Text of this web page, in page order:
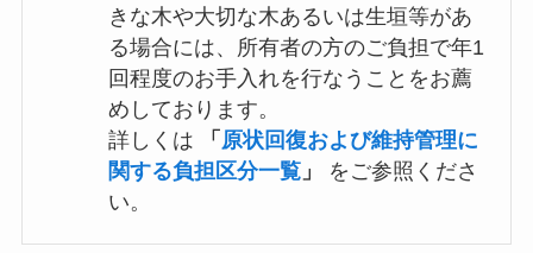
きな木や大切な木あるいは生垣等があ
る場合には、所有者の方のご負担で年1
回程度のお手入れを行なうことをお薦
めしております。
詳しくは
「 原状回復および維持管理に
関する負担区分一覧」
をご参照くださ
い。